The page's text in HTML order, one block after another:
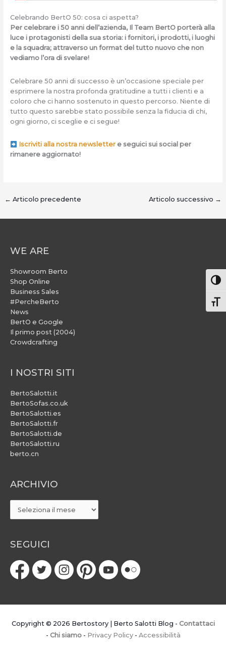
Celebrando BertO 50: cosa ci aspetta?
Per celebrare i 50 anni dell’azienda, Il Team BertO porterà alla
luce i protagonisti della sua storia: i fornitori, i prodotti, i luoghi
e la squadra; attraverso un format del tutto nuovo che non
vediamo l’ora di svelare!
Celebrare 50 anni di successo è un’occasione speciale per
esprimere la nostra profonda gratitudine a tutti i clienti e a
coloro che ci hanno sostenuto in questo percorso. Niente di
tutto questo sarebbe stato possibile senza la fiducia di chi,
ogni giorno, ci sceglie e ci segue!
Iscriviti alla nostra newsletter e seguici sui social per
rimanere aggiornato!
← Articolo precedente Articolo successivo →
WE ARE
Showroom Berto
Shop Online
Business Sales
#PercheBerto
News
BertO e Google
Il primo post (2004)
Crowdcrafting
I NOSTRI SITI
BertoSalotti.it
BertoSofas.co.uk
BertoSalotti.es
BertoSalotti.fr
BertoSalotti.de
BertoSalotti.ru
berto.cn
ARCHIVIO
ARCHIVIO
SEGUICI
Copyright © 2026 Bertostory | Berto Salotti Blog - Contattaci
- Chi siamo- Privacy Policy- Accessibilità